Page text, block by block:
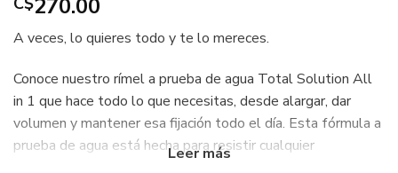
270.00
A veces, lo quieres todo y te lo mereces.
Conoce nuestro rímel a prueba de agua Total Solution All
in 1 que hace todo lo que necesitas, desde alargar, dar
volumen y mantener esa fijación todo el día. Esta fórmula a
prueba de agua está hecha para resistir cualquier